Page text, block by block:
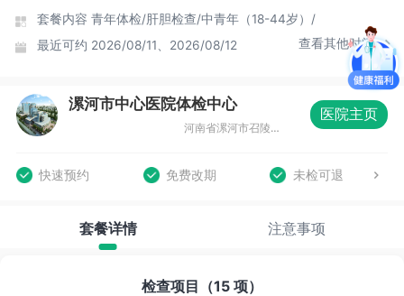
套餐内容 青年体检/肝胆检查/中青年（18-44岁）/
最近可约 2026/08/11、2026/08/12 查看其他时间
漯河市中心医院体检中心
河南省漯河市召陵区人民东路56号
医院主页
快速预约 免费改期 未检可退
套餐详情 注意事项
检查项目（15 项）